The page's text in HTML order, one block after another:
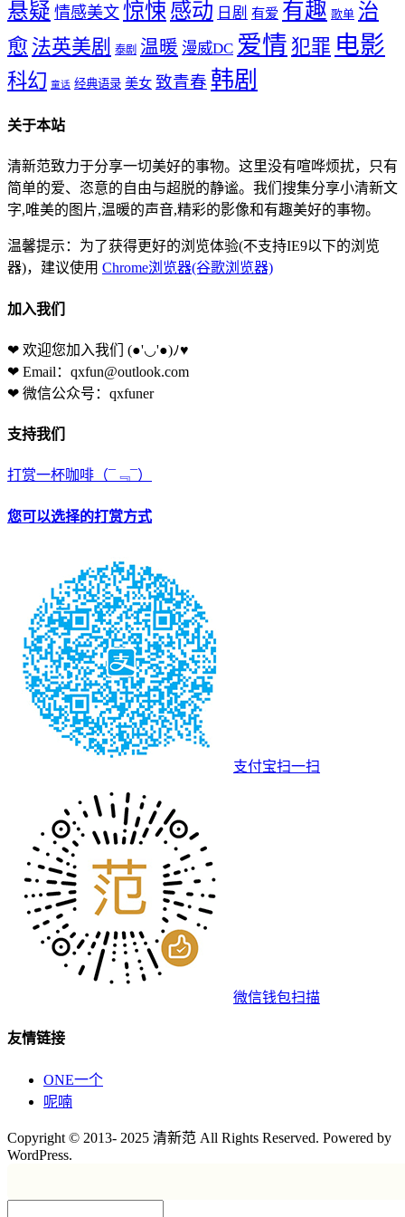
悬疑 情感美文 惊悚 感动 日剧 有爱 有趣 歌单 治
愈 法英美剧 泰剧 温暖 漫威DC 爱情 犯罪 电影
科幻 童话 经典语录 美女 致青春 韩剧
关于本站
清新范致力于分享一切美好的事物。这里没有喧哗烦扰，只有
简单的爱、恣意的自由与超脱的静谧。我们搜集分享小清新文
字,唯美的图片,温暖的声音,精彩的影像和有趣美好的事物。
温馨提示：为了获得更好的浏览体验(不支持IE9以下的浏览
器)，建议使用 Chrome浏览器(谷歌浏览器)
加入我们
❤ 欢迎您加入我们 (●'◡'●)ﾉ♥
❤ Email：qxfun@outlook.com
❤ 微信公众号：qxfuner
支持我们
打赏一杯咖啡 （¯﹃¯）
您可以选择的打赏方式
支付宝扫一扫
微信钱包扫描
友情链接
ONE一个
呢喃
Copyright © 2013- 2025 清新范 All Rights Reserved. Powered by
WordPress.